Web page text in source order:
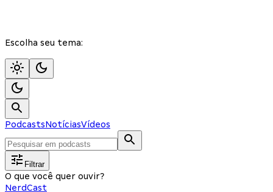
Escolha seu tema:
PodcastsNotíciasVídeos
Filtrar
O que você quer ouvir?
NerdCast